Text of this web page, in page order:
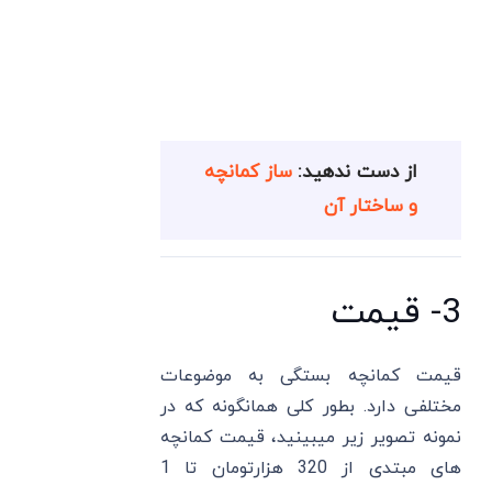
از دست ندهید:ساز کمانچه
و ساختار آن
3- قیمت
قیمت کمانچه بستگی به موضوعات
مختلفی دارد. بطور کلی همانگونه که در
نمونه تصویر زیر میبینید، قیمت کمانچه
های مبتدی از 320 هزارتومان تا 1